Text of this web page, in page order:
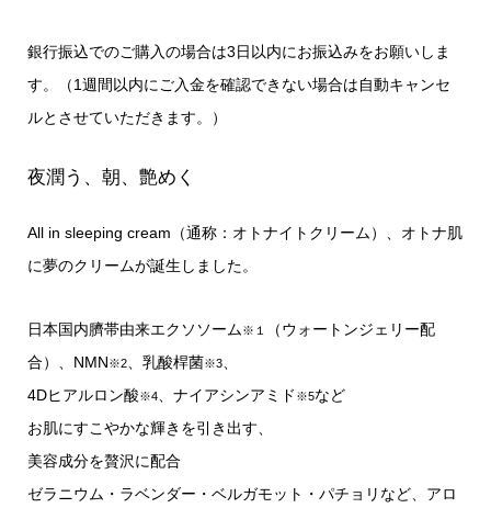
銀行振込でのご購入の場合は3日以内にお振込みをお願いしま
す。（1週間以内にご入金を確認できない場合は自動キャンセ
ルとさせていただきます。）
夜潤う、朝、艶めく
All in sleeping cream（通称：オトナイトクリーム）、オトナ肌
に夢のクリームが誕生しました。
日本国内臍帯由来エクソソーム※１
（ウォートンジェリー配
合）、NMN※2、乳酸桿菌※3、
4Dヒアルロン酸※4、ナイアシンアミド ※5など
お肌にすこやかな輝きを引き出す、
美容成分を贅沢に配合
ゼラニウム・ラベンダー・ベルガモット・パチョリなど、アロ